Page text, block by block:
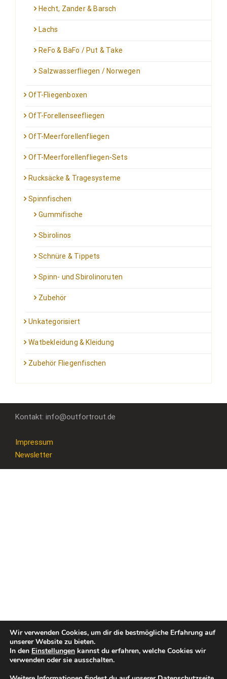
Hecht, Zander & Barsch
Lachs
ReFo & BaFo / Put & Take
Salzwasserfliegen / Norwegen
OfT-Fliegenboxen
OfT-Forellenseefliegen
OfT-Meerforellenfliegen
OfT-Meerforellenfliegen-Sets
Rucksäcke & Tragesysteme
Spinnfischen
Gummifische
Sbirolinos
Schnüre & Tippets
Spinn- und Sbirolinoruten
Zubehör
Unkategorisiert
Watbekleidung & Kleidung
Zubehör Fliegenfischen
Kontakt: info@outfortrout.de
Impressum
Newsletter
Wir verwenden Cookies, um dir die bestmögliche Erfahrung auf
unserer Website zu bieten.
In den Einstellungen kannst du erfahren, welche Cookies wir
verwenden oder sie ausschalten.